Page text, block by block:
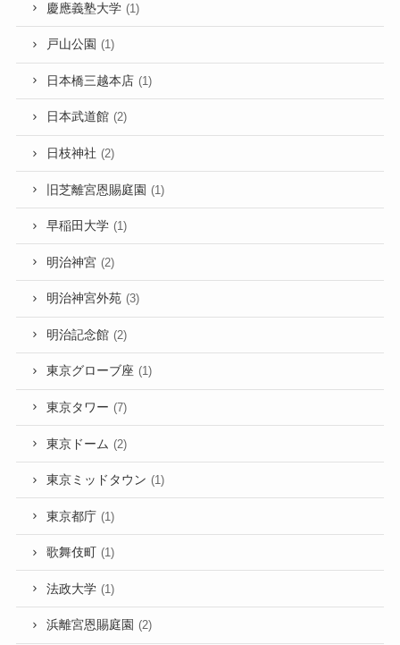
慶應義塾大学 (1)
戸山公園 (1)
日本橋三越本店 (1)
日本武道館 (2)
日枝神社 (2)
旧芝離宮恩賜庭園 (1)
早稲田大学 (1)
明治神宮 (2)
明治神宮外苑 (3)
明治記念館 (2)
東京グローブ座 (1)
東京タワー (7)
東京ドーム (2)
東京ミッドタウン (1)
東京都庁 (1)
歌舞伎町 (1)
法政大学 (1)
浜離宮恩賜庭園 (2)